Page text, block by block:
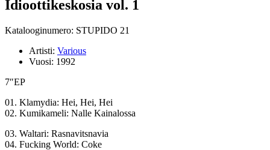
Idioottikeskosia vol. 1
Katalooginumero: STUPIDO 21
Artisti: Various
Vuosi: 1992
7″EP
01. Klamydia: Hei, Hei, Hei
02. Kumikameli: Nalle Kainalossa
03. Waltari: Rasnavitsnavia
04. Fucking World: Coke